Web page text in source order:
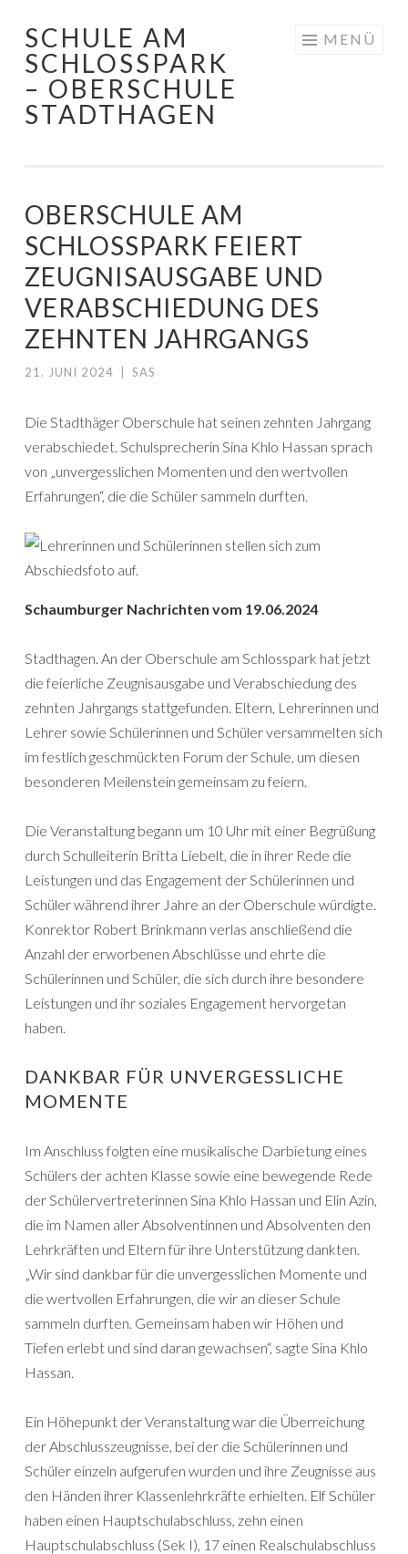
Springe
zum
Inhalt
SCHULE AM
SCHLOSSPARK
– OBERSCHULE
STADTHAGEN
MENÜ
OBERSCHULE AM
SCHLOSSPARK FEIERT
ZEUGNISAUSGABE UND
VERABSCHIEDUNG DES
ZEHNTEN JAHRGANGS
21. JUNI 2024 SAS
Die Stadthäger Oberschule hat seinen zehnten Jahrgang
verabschiedet. Schulsprecherin Sina Khlo Hassan sprach
von „unvergesslichen Momenten und den wertvollen
Erfahrungen“, die die Schüler sammeln durften.
Schaumburger Nachrichten vom 19.06.2024
Stadthagen. An der Oberschule am Schlosspark hat jetzt
die feierliche Zeugnisausgabe und Verabschiedung des
zehnten Jahrgangs stattgefunden. Eltern, Lehrerinnen und
Lehrer sowie Schülerinnen und Schüler versammelten sich
im festlich geschmückten Forum der Schule, um diesen
besonderen Meilenstein gemeinsam zu feiern.
Die Veranstaltung begann um 10 Uhr mit einer Begrüßung
durch Schulleiterin Britta Liebelt, die in ihrer Rede die
Leistungen und das Engagement der Schülerinnen und
Schüler während ihrer Jahre an der Oberschule würdigte.
Konrektor Robert Brinkmann verlas anschließend die
Anzahl der erworbenen Abschlüsse und ehrte die
Schülerinnen und Schüler, die sich durch ihre besondere
Leistungen und ihr soziales Engagement hervorgetan
haben.
DANKBAR FÜR UNVERGESSLICHE
MOMENTE
Im Anschluss folgten eine musikalische Darbietung eines
Schülers der achten Klasse sowie eine bewegende Rede
der Schülervertreterinnen Sina Khlo Hassan und Elin Azin,
die im Namen aller Absolventinnen und Absolventen den
Lehrkräften und Eltern für ihre Unterstützung dankten.
„Wir sind dankbar für die unvergesslichen Momente und
die wertvollen Erfahrungen, die wir an dieser Schule
sammeln durften. Gemeinsam haben wir Höhen und
Tiefen erlebt und sind daran gewachsen“, sagte Sina Khlo
Hassan.
Ein Höhepunkt der Veranstaltung war die Überreichung
der Abschlusszeugnisse, bei der die Schülerinnen und
Schüler einzeln aufgerufen wurden und ihre Zeugnisse aus
den Händen ihrer Klassenlehrkräfte erhielten. Elf Schüler
haben einen Hauptschulabschluss, zehn einen
Hauptschulabschluss (Sek I), 17 einen Realschulabschluss